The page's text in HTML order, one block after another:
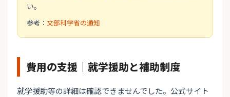
い。
参考： 文部科学省の通知
費用の支援｜就学援助と補助制度
就学援助等の詳細は確認できませんでした。公式サイト